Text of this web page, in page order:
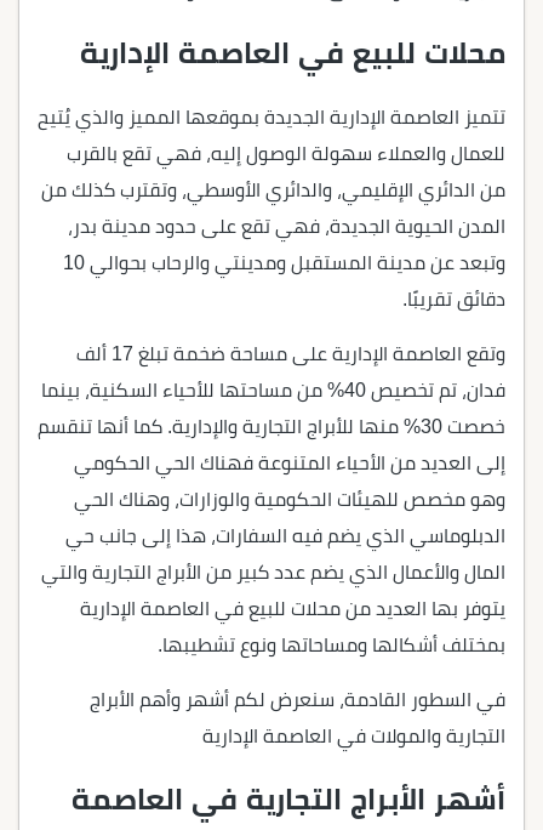
محلات للبيع في العاصمة الإدارية
تتميز العاصمة الإدارية الجديدة بموقعها المميز والذي يُتيح
للعمال والعملاء سهولة الوصول إليه، فهي تقع بالقرب
من الدائري الإقليمي، والدائري الأوسطي، وتقترب كذلك من
المدن الحيوية الجديدة، فهي تقع على حدود مدينة بدر،
وتبعد عن مدينة المستقبل ومدينتي والرحاب بحوالي 10
دقائق تقريبًا.
وتقع العاصمة الإدارية على مساحة ضخمة تبلغ 17 ألف
فدان، تم تخصيص 40% من مساحتها للأحياء السكنية، بينما
خصصت 30% منها للأبراج التجارية والإدارية. كما أنها تنقسم
إلى العديد من الأحياء المتنوعة فهناك الحي الحكومي
وهو مخصص للهيئات الحكومية والوزارات، وهناك الحي
الدبلوماسي الذي يضم فيه السفارات، هذا إلى جانب حي
المال والأعمال الذي يضم عدد كبير من الأبراج التجارية والتي
يتوفر بها العديد من محلات للبيع في العاصمة الإدارية
بمختلف أشكالها ومساحاتها ونوع تشطيبها.
في السطور القادمة، سنعرض لكم أشهر وأهم الأبراج
التجارية والمولات في العاصمة الإدارية
أشهر الأبراج التجارية في العاصمة